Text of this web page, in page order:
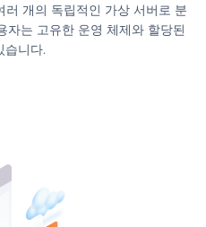
개의 독립적인 가상 서버로 분
자는 고유한 운영 체제와 할당된
습니다.